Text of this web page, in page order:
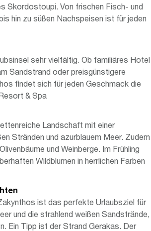
Skordostoupi. Von frischen Fisch- und
hin zu süßen Nachspeisen ist für jeden
sehr vielfältig. Ob familiäres Hotel
Sandstrand oder preisgünstigere
findet sich für jeden Geschmack die
& Spa
Landschaft mit einer
Stränden und azurblauem Meer. Zudem
und Weinberge. Im Frühling
Wildblumen in herrlichen Farben
ist das perfekte Urlaubsziel für
und die strahlend weißen Sandstrände,
Ein Tipp ist der Strand Gerakas. Der